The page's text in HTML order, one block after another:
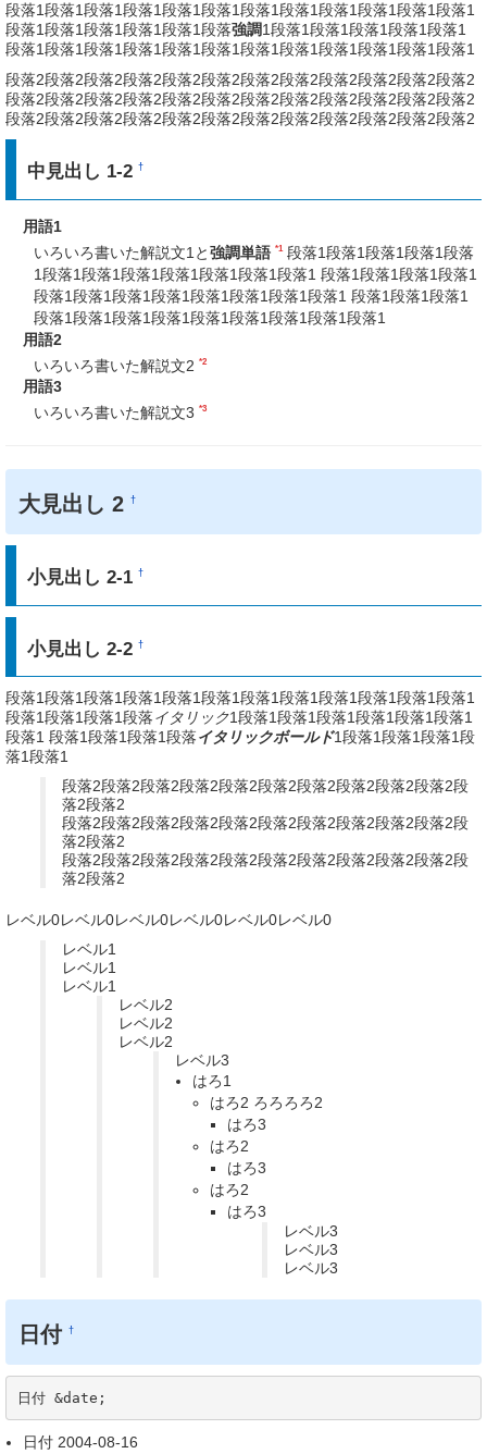
段落1段落1段落1段落1段落1段落1段落1段落1段落1段落1段落1段落1
段落1段落1段落1段落1段落1段落強調1段落1段落1段落1段落1段落1
段落1段落1段落1段落1段落1段落1段落1段落1段落1段落1段落1段落1
段落2段落2段落2段落2段落2段落2段落2段落2段落2段落2段落2段落2
段落2段落2段落2段落2段落2段落2段落2段落2段落2段落2段落2段落2
段落2段落2段落2段落2段落2段落2段落2段落2段落2段落2段落2段落2
中見出し 1-2†
用語1
いろいろ書いた解説文1と強調単語 *1段落1段落1段落1段落1段落
1段落1段落1段落1段落1段落1段落1段落1 段落1段落1段落1段落1
段落1段落1段落1段落1段落1段落1段落1段落1 段落1段落1段落1
段落1段落1段落1段落1段落1段落1段落1段落1段落1
用語2
いろいろ書いた解説文2 *2
用語3
いろいろ書いた解説文3 *3
大見出し 2†
小見出し 2-1†
小見出し 2-2†
段落1段落1段落1段落1段落1段落1段落1段落1段落1段落1段落1段落1
段落1段落1段落1段落イタリック1段落1段落1段落1段落1段落1段落1
段落1 段落1段落1段落1段落イタリックボールド1段落1段落1段落1段
落1段落1
段落2段落2段落2段落2段落2段落2段落2段落2段落2段落2段
落2段落2
段落2段落2段落2段落2段落2段落2段落2段落2段落2段落2段
落2段落2
段落2段落2段落2段落2段落2段落2段落2段落2段落2段落2段
落2段落2
レベル0レベル0レベル0レベル0レベル0レベル0
レベル1
レベル1
レベル1
レベル2
レベル2
レベル2
レベル3
はろ1
はろ2 ろろろろ2
はろ3
はろ2
はろ3
はろ2
はろ3
レベル3
レベル3
レベル3
日付 †
日付 &date;
日付 2004-08-16